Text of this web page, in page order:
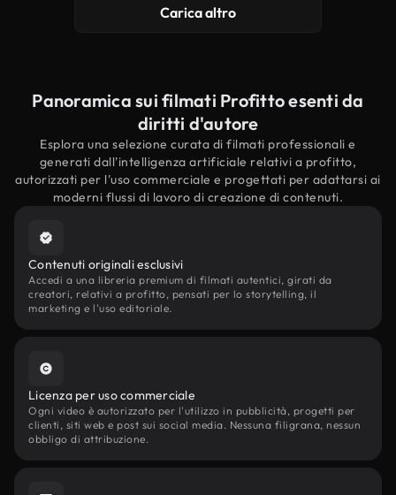
Carica altro
Panoramica sui filmati Profitto esenti da
diritti d'autore
Esplora una selezione curata di filmati professionali e
generati dall'intelligenza artificiale relativi a profitto,
autorizzati per l'uso commerciale e progettati per adattarsi ai
moderni flussi di lavoro di creazione di contenuti.
Contenuti originali esclusivi
Accedi a una libreria premium di filmati autentici, girati da
creatori, relativi a profitto, pensati per lo storytelling, il
marketing e l'uso editoriale.
Licenza per uso commerciale
Ogni video è autorizzato per l'utilizzo in pubblicità, progetti per
clienti, siti web e post sui social media. Nessuna filigrana, nessun
obbligo di attribuzione.